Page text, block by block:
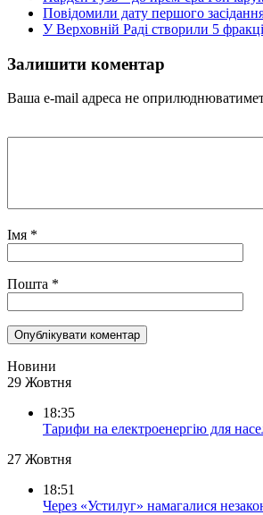
Повідомили дату першого
У Верховній Раді створили 5
Залишити коментар
Ваша e-mail адреса не
Імя *
Пошта *
Новини
29 Жовтня
18:35
Тарифи на електроенергію для
27 Жовтня
18:51
Через «Устилуг» намагалися